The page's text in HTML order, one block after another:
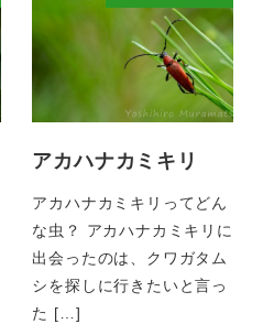
アカハナカミキリ
アカハナカミキリってどん
な虫？ アカハナカミキリに
出会ったのは、クワガタム
シを探しに行きたいと言っ
た […]